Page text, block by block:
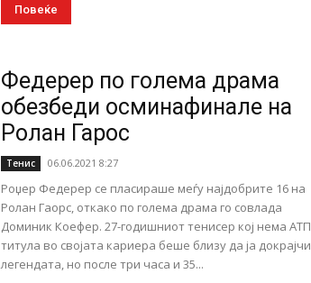
Повеќе
Федерер по голема драма
обезбеди осминафинале на
Ролан Гарос
Тенис 06.06.2021 8:27
Роџер Федерер се пласираше меѓу најдобрите 16 на
Ролан Гаорс, откако по голема драма го совлада
Доминик Коефер. 27-годишниот тенисер кој нема АТП
титула во својата кариера беше близу да ја докрајчи
легендата, но после три часа и 35...